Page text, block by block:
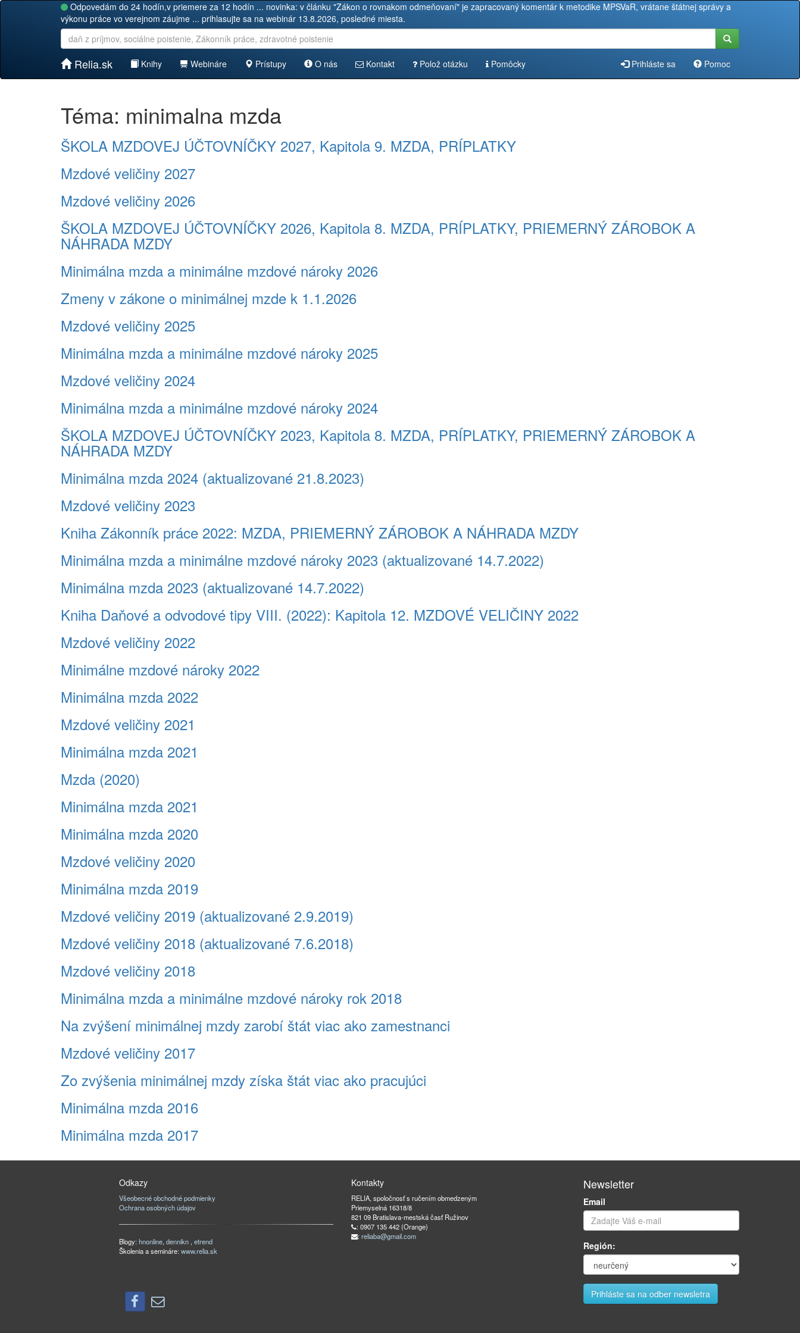
Odpovedám do 24 hodín,v priemere za 12 hodín ... novinka: v článku "Zákon o rovnakom odmeňovaní" je zapracovaný komentár k metodike MPSVaR, vrátane štátnej správy a
výkonu práce vo verejnom záujme ... prihlasujte sa na webinár 13.8.2026, posledné miesta.
Relia.sk Knihy Webináre Prístupy O nás Kontakt Polož otázku Pomôcky Prihláste sa Pomoc
Téma: minimalna mzda
ŠKOLA MZDOVEJ ÚČTOVNÍČKY 2027, Kapitola 9. MZDA, PRÍPLATKY
Mzdové veličiny 2027
Mzdové veličiny 2026
ŠKOLA MZDOVEJ ÚČTOVNÍČKY 2026, Kapitola 8. MZDA, PRÍPLATKY, PRIEMERNÝ ZÁROBOK A
NÁHRADA MZDY
Minimálna mzda a minimálne mzdové nároky 2026
Zmeny v zákone o minimálnej mzde k 1.1.2026
Mzdové veličiny 2025
Minimálna mzda a minimálne mzdové nároky 2025
Mzdové veličiny 2024
Minimálna mzda a minimálne mzdové nároky 2024
ŠKOLA MZDOVEJ ÚČTOVNÍČKY 2023, Kapitola 8. MZDA, PRÍPLATKY, PRIEMERNÝ ZÁROBOK A
NÁHRADA MZDY
Minimálna mzda 2024 (aktualizované 21.8.2023)
Mzdové veličiny 2023
Kniha Zákonník práce 2022: MZDA, PRIEMERNÝ ZÁROBOK A NÁHRADA MZDY
Minimálna mzda a minimálne mzdové nároky 2023 (aktualizované 14.7.2022)
Minimálna mzda 2023 (aktualizované 14.7.2022)
Kniha Daňové a odvodové tipy VIII. (2022): Kapitola 12. MZDOVÉ VELIČINY 2022
Mzdové veličiny 2022
Minimálne mzdové nároky 2022
Minimálna mzda 2022
Mzdové veličiny 2021
Minimálna mzda 2021
Mzda (2020)
Minimálna mzda 2021
Minimálna mzda 2020
Mzdové veličiny 2020
Minimálna mzda 2019
Mzdové veličiny 2019 (aktualizované 2.9.2019)
Mzdové veličiny 2018 (aktualizované 7.6.2018)
Mzdové veličiny 2018
Minimálna mzda a minimálne mzdové nároky rok 2018
Na zvýšení minimálnej mzdy zarobí štát viac ako zamestnanci
Mzdové veličiny 2017
Zo zvýšenia minimálnej mzdy získa štát viac ako pracujúci
Minimálna mzda 2016
Minimálna mzda 2017
Odkazy
Všeobecné obchodné podmienky
Ochrana osobných údajov
Blogy: hnonline, dennikn , etrend
Školenia a semináre: www.relia.sk
Kontakty
RELIA, spoločnosť s ručením obmedzeným
Priemyselná 16318/8
821 09 Bratislava-mestská časť Ružinov
: 0907 135 442 (Orange)
: reliaba@gmail.com
Newsletter
Email
Región: